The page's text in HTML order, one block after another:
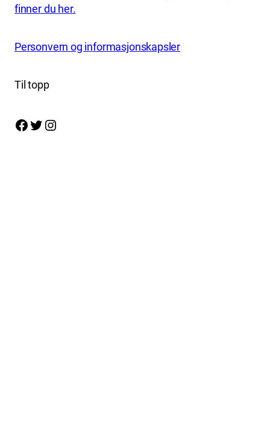
finner du her.
Personvern og informasjonskapsler
Til topp
Facebook Twitter Instagram